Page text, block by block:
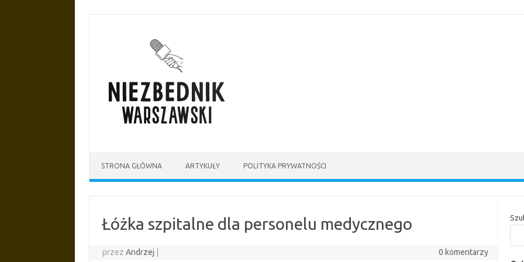
STRONA GŁÓWNA ARTYKUŁY POLITYKA PRYWATNOŚCI
Łóżka szpitalne dla personelu medycznego
przezAndrzej 0 komentarzy